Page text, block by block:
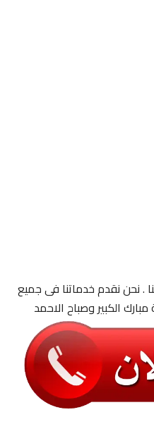
. نحن نقدم خدماتنا فى جميع
الكبير وصباح الاحمد